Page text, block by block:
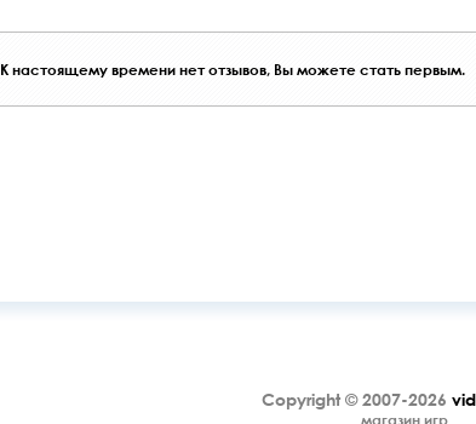
К настоящему времени нет отзывов, Вы можете стать первым.
Copyright © 2007-2026
магазин игр